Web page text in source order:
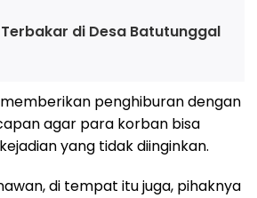
di Desa Batutunggal
penghiburan dengan
agar para korban bisa
yang tidak diinginkan.
di tempat itu juga, pihaknya